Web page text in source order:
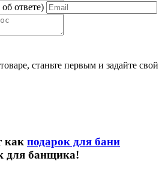
ответе)
станьте первым и задайте свой
как подарок для бани
для банщика!